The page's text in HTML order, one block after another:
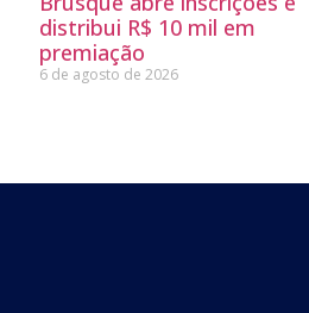
distribui R$ 10 mil em
premiação
6 de agosto de 2026